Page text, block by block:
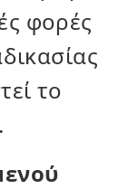
φορές
το